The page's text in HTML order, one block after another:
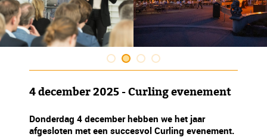
4 december 2025 - Curling evenement
Donderdag 4 december hebben we het jaar
afgesloten met een succesvol Curling evenement.